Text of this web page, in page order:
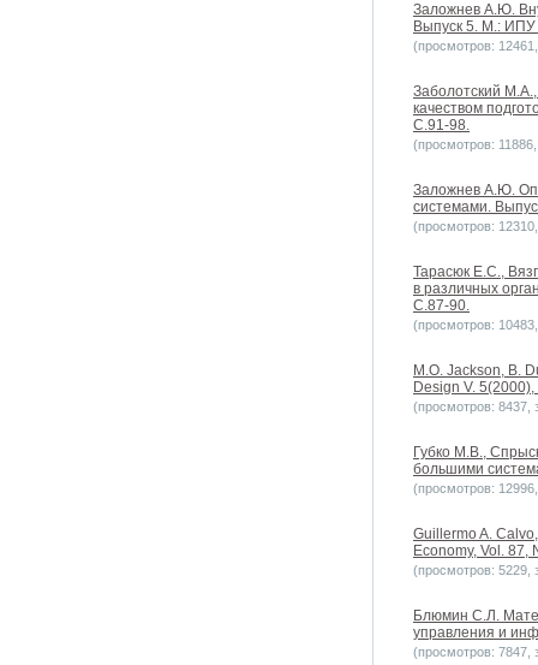
Заложнев А.Ю.
Выпуск 5. М.:
(просмотров:
Заболотский
качеством
С.91-98.
(просмотров:
Заложнев А.Ю.
системами.
(просмотров:
Тарасюк Е.С.,
в различных
С.87-90.
(просмотров:
M.O. Jackson, B.
Design V.
(просмотров: 8437,
Губко М.В.,
большими
(просмотров:
Guillermo A.
Economy, Vol. 87,
(просмотров: 5229,
Блюмин С.Л.
управления и
(просмотров: 7847,